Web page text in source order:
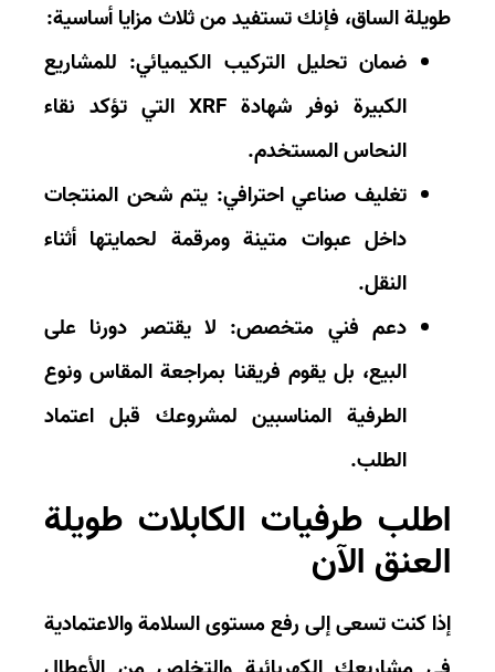
الساق، فإنك تستفيد من ثلاث مزايا أساسية:
ضمان تحليل التركيب الكيميائي:للمشاريع
الكبيرة نوفر شهادةXRFالتي تؤكد نقاء
النحاس المستخدم.
تغليف صناعي احترافي:يتم شحن المنتجات
داخل عبوات متينة ومرقمة لحمايتها أثناء
دعم فني متخصص:لا يقتصر دورنا على
البيع، بل يقوم فريقنا بمراجعة المقاس ونوع
الطرفية المناسبين لمشروعك قبل اعتماد
الطلب.
طرفيات الكابلات طويلة
الآن
كنت تسعى إلى رفع مستوى السلامة والاعتمادية